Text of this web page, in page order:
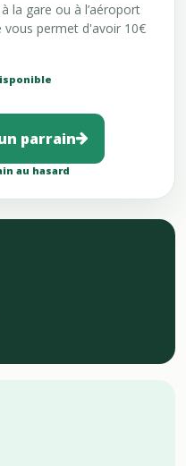
la gare ou à l’aéroport
vous permet d'avoir 10€
parrain
au hasard